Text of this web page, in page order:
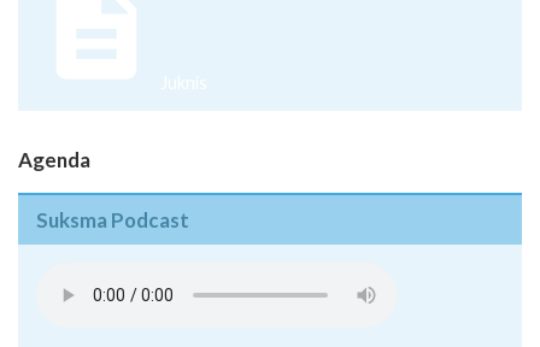
Juknis
Agenda
Suksma Podcast